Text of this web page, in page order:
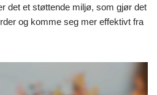
det et støttende miljø, som gjør det
og komme seg mer effektivt fra